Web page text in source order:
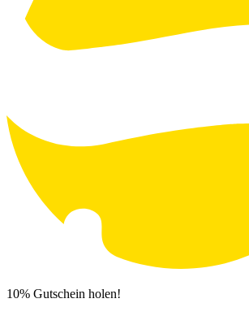
10% Gutschein holen!